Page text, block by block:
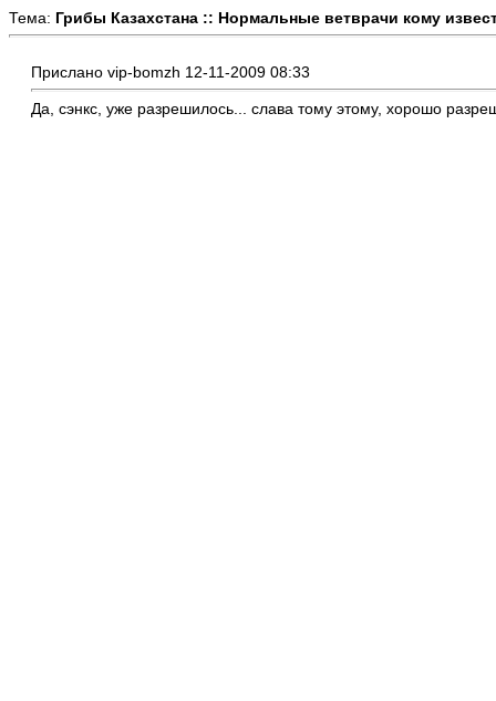
Тема: Грибы Казахстана :: Нормальные ветврачи кому
Прислано vip-bomzh 12-11-2009 08:33
Да, сэнкс, уже разрешилось... слава тому этому, хорошо